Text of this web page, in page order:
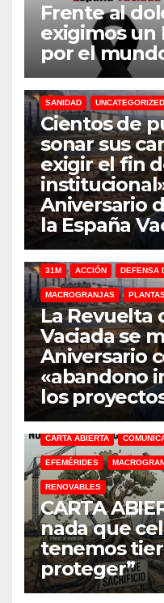
Frente al
exigimos un
por el
31M DEFENSA DEL AGUA
MACROGRANJAS
SANIDAD UNCATEGORIZED
Cientos de
sonar sus
exigir el fin
Aniversario
la España
31M ACCIÓN DEFENSA
MACROGRANJAS
La Revuelta
Vaciada se
Aniversario
«abandono
los
CARTA ABIERTA
EFEMÉRIDES
RENOVABLES
CARTA
nada que
tenemos
proteger”